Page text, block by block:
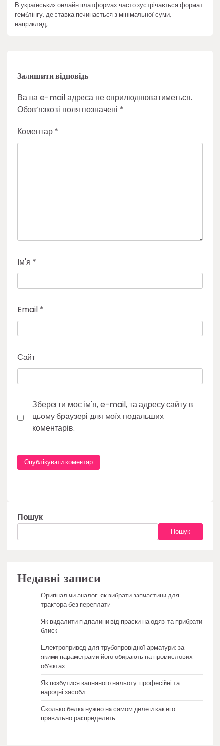
В українських онлайн платформах часто зустрічається формат
гемблінгу, де ставка починається з мінімальної суми,
наприклад,…
Залишити відповідь
Ваша e-mail адреса не оприлюднюватиметься.
Обов’язкові поля позначені *
Коментар *
Ім'я *
Email *
Сайт
Зберегти моє ім'я, e-mail, та адресу сайту в
цьому браузері для моїх подальших
коментарів.
Пошук
Пошук
Недавні записи
Оригінал чи аналог: як вибрати запчастини для
трактора без переплати
Як видалити підпалини від праски на одязі та прибрати
блиск
Електропривод для трубопровідної арматури: за
якими параметрами його обирають на промислових
об’єктах
Як позбутися вапняного нальоту: професійні та
народні засоби
Сколько белка нужно на самом деле и как его
правильно распределить